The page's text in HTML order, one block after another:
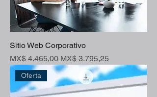
Sitio Web Corporativo
Preço normal
MX$ 4.465,00 Preço promocional
MX$ 3.795,25
Oferta